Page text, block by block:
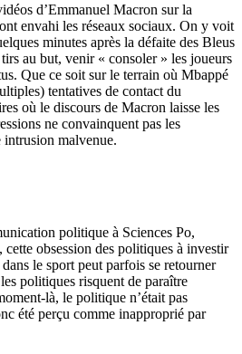
d’Emmanuel Macron sur la
envahi les réseaux sociaux. On y voit
minutes après la défaite des Bleus
au but, venir « consoler » les joueurs
Que ce soit sur le terrain où Mbappé
tentatives de contact du
où le discours de Macron laisse les
ne convainquent pas les
malvenue.
politique à Sciences Po,
obsession des politiques à investir
le sport peut parfois se retourner
politiques risquent de paraître
là, le politique n’était pas
été perçu comme inapproprié par